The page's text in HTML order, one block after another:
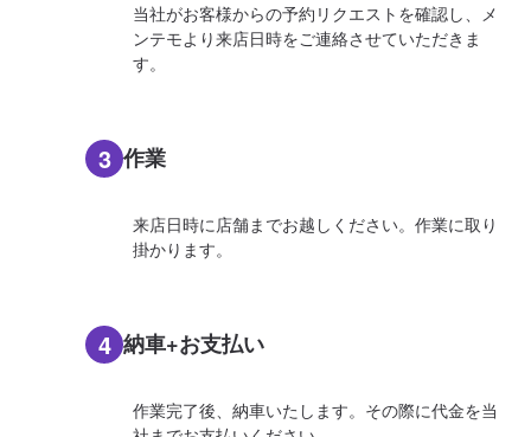
当社がお客様からの予約リクエストを確認し、メ
ンテモより来店日時をご連絡させていただきま
す。
3 作業
来店日時に店舗までお越しください。作業に取り
掛かります。
4 納車+お支払い
作業完了後、納車いたします。その際に代金を当